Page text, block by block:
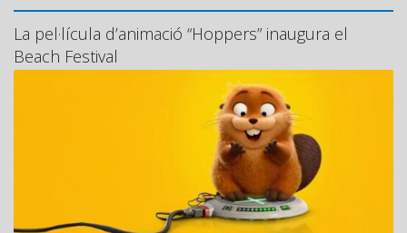
La pel·lícula d’animació “Hoppers” inaugura el
Beach Festival